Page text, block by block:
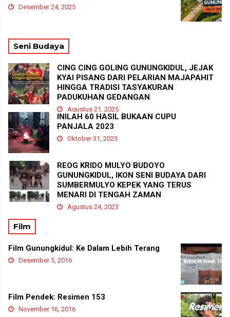
Desember 24, 2025
Seni Budaya
CING CING GOLING GUNUNGKIDUL, JEJAK
KYAI PISANG DARI PELARIAN MAJAPAHIT
HINGGA TRADISI TASYAKURAN
PADUKUHAN GEDANGAN
Agustus 21, 2025
INILAH 60 HASIL BUKAAN CUPU
PANJALA 2023
Oktober 31, 2023
REOG KRIDO MULYO BUDOYO
GUNUNGKIDUL, IKON SENI BUDAYA DARI
SUMBERMULYO KEPEK YANG TERUS
MENARI DI TENGAH ZAMAN
Agustus 24, 2023
Film
Film Gunungkidul: Ke Dalam Lebih Terang
Desember 5, 2016
Film Pendek: Resimen 153
November 16, 2016